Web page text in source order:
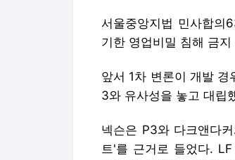
서울중앙지법 민사합의
기한 영업비밀 침해 금
앞서 1차 변론이 개발
3와 유사성을 놓고 대립
넥슨은 P3와 다크앤다
트'를 근거로 들었다.